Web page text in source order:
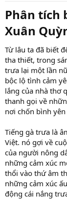
Phân tích
Xuân
Từ lâu ta đã biết
tha thiết, trong
trưa lại một lần
bộc lộ tình cảm
lắng của nhà thơ
thanh gọi về
nơi chốn bình
Tiếng gà trưa là
Việt. nó gợi về
của người nông
những cảm xúc
thổi vào thứ âm
những cảm xúc
động cái nắng